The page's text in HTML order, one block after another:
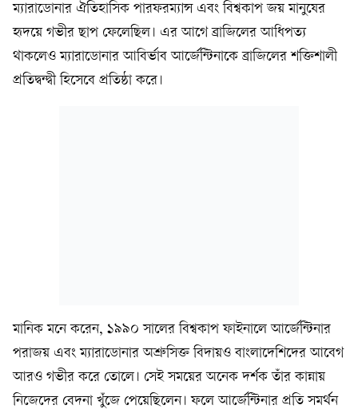
ম্যারাডোনার ঐতিহাসিক পারফরম্যান্স এবং বিশ্বকাপ জয় মানুষের
হৃদয়ে গভীর ছাপ ফেলেছিল। এর আগে ব্রাজিলের আধিপত্য
থাকলেও ম্যারাডোনার আবির্ভাব আর্জেন্টিনাকে ব্রাজিলের শক্তিশালী
প্রতিদ্বন্দ্বী হিসেবে প্রতিষ্ঠা করে।
মানিক মনে করেন, ১৯৯০ সালের বিশ্বকাপ ফাইনালে আর্জেন্টিনার
পরাজয় এবং ম্যারাডোনার অশ্রুসিক্ত বিদায়ও বাংলাদেশিদের আবেগ
আরও গভীর করে তোলে। সেই সময়ের অনেক দর্শক তাঁর কান্নায়
নিজেদের বেদনা খুঁজে পেয়েছিলেন। ফলে আর্জেন্টিনার প্রতি সমর্থন